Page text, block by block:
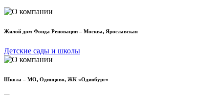
Жилой дом Фонда Реновации – Москва, Ярославская
Детские сады и школы
Школа – МО, Одинцово, ЖК «Одинбург»